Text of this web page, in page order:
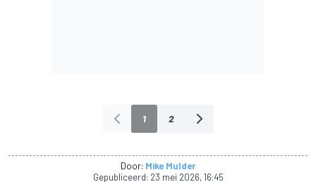
1 2
Door: Mike Mulder
Gepubliceerd: 23 mei 2026, 16:45